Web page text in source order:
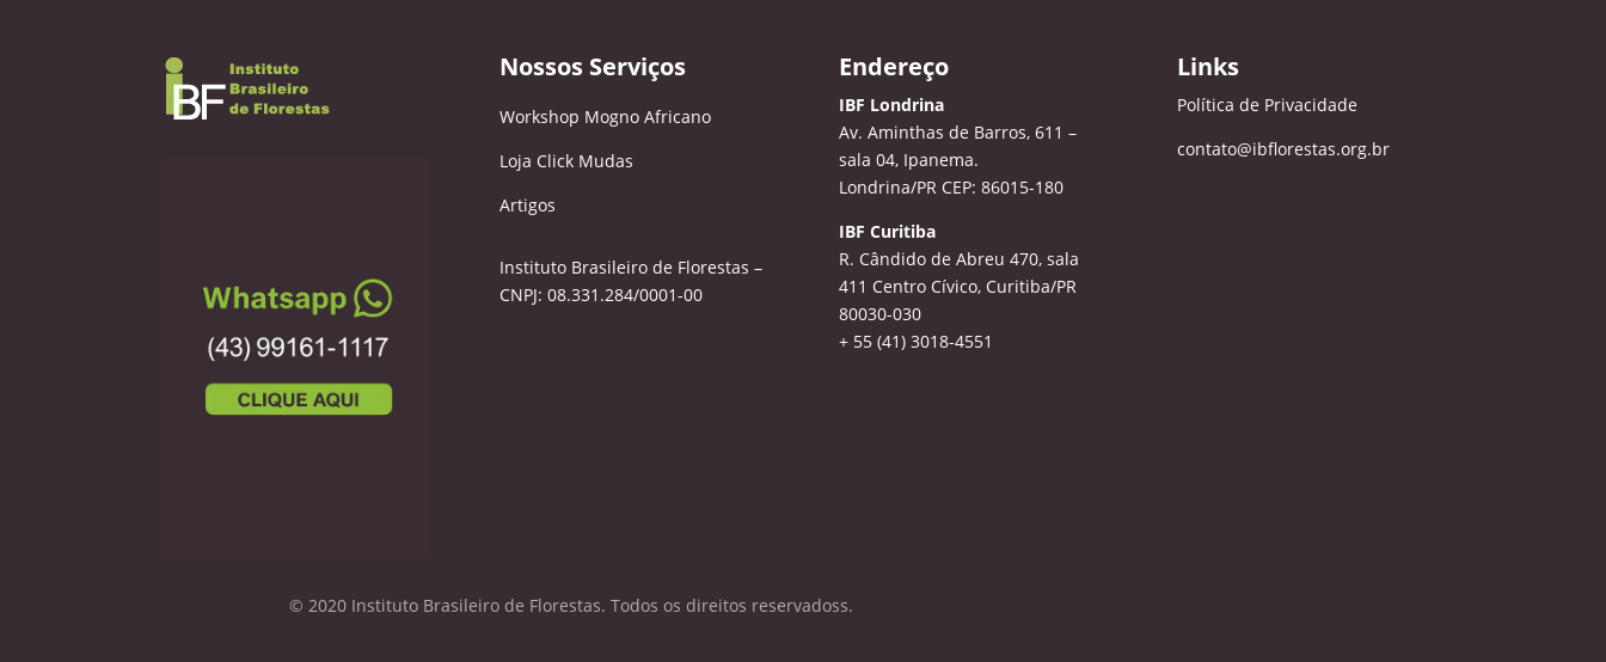
Nossos Serviços
Workshop Mogno Africano
Loja Click Mudas
Artigos
Instituto Brasileiro de Florestas –
CNPJ: 08.331.284/0001-00
Endereço
IBF Londrina
Av. Aminthas de Barros, 611 –
sala 04, Ipanema.
Londrina/PR CEP: 86015-180
IBF Curitiba
R. Cândido de Abreu 470, sala
411 Centro Cívico, Curitiba/PR
80030-030
+ 55 (41) 3018-4551
Links
Política de Privacidade
contato@ibflorestas.org.br
© 2020 Instituto Brasileiro de Florestas. Todos os direitos reservadoss.